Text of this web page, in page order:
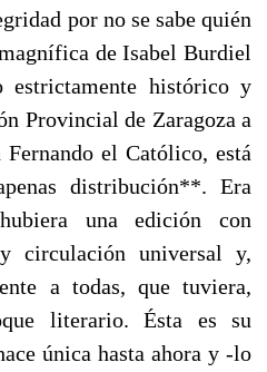
por no se sabe quién
de Isabel Burdiel
estrictamente histórico y
Provincial de Zaragoza a
el Católico, está
distribución**. Era
una edición con
circulación universal y,
a todas, que tuviera,
literario. Ésta es su
única hasta ahora y -lo